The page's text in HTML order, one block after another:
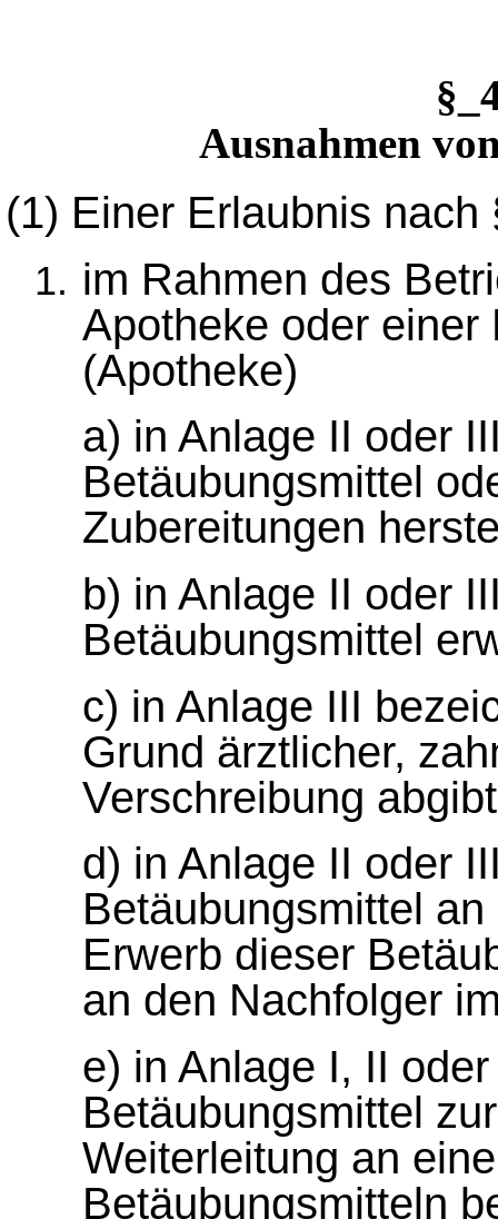
Ausnahmen
(1) Einer Erlaubnis
im Rahmen des
Apotheke oder
(Apotheke)
a) in Anlage II oder
Betäubungsmittel
Zubereitungen
b) in Anlage II oder
Betäubungsmittel
c) in Anlage III
Grund ärztlicher,
Verschreibung
d) in Anlage II oder
Betäubungsmittel
Erwerb dieser
an den Nachfolger
e) in Anlage I, II
Betäubungsmittel
Weiterleitung an
Betäubungsmitteln